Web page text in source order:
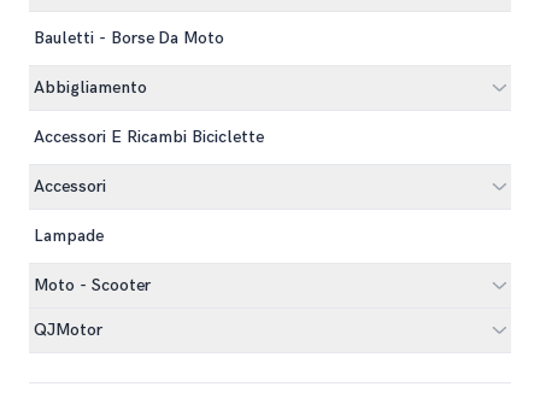
Bauletti - Borse Da Moto
Abbigliamento
Accessori E Ricambi Biciclette
Accessori
Lampade
Moto - Scooter
QJMotor